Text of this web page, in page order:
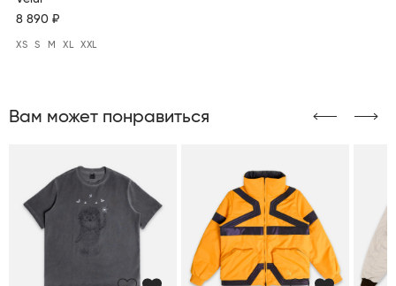
8 890 ₽
XS S M XL XXL
Вам может понравиться